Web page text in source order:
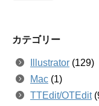
カテゴリー
Illustrator (129)
Mac (1)
TTEdit/OTEdit